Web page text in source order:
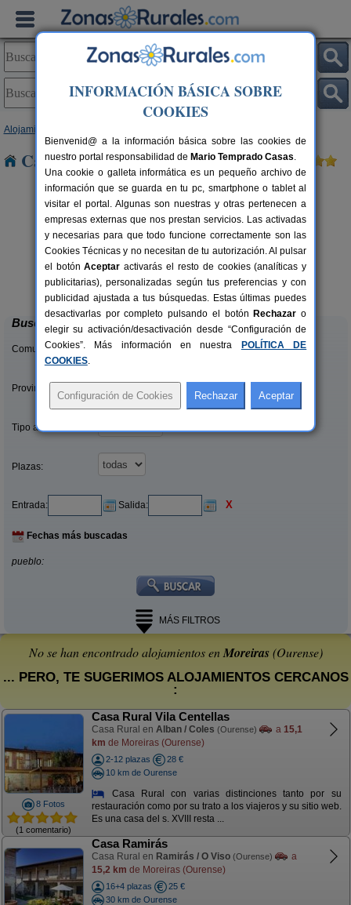
Alojamientos
Casas Rurales cerca de Moreiras
16+4 pers.
desde25 €
Casa Ramirás
Ramirás (Ourense)
Buscar
Comunidades:
Provincias/Islas:
Tipo alquiler:
Plazas:
Entrada: Salida: X
Fechas más buscadas
pueblo:
MÁS FILTROS
No se han encontrado alojamientos enMoreiras(Ourense)
... PERO, TE SUGERIMOS ALOJAMIENTOS CERCANOS
:
8 Fotos
(1 comentario)
Casa Rural Vila Centellas
Casa Rural en Alban / Coles (Ourense) a 15,1
km de Moreiras (Ourense)
2-12 plazas
28 €
10 km de Ourense
Casa Rural con varias distinciones tanto por su
restauración como por su trato a los viajeros y su sitio web.
Es una casa del s. XVIII resta ...
Casa Ramirás
Casa Rural en Ramirás / O Viso (Ourense)
a
15,2 km de Moreiras (Ourense)
16+4 plazas
25 €
30 km de Ourense
INFORMACIÓN BÁSICA SOBRE
COOKIES
Bienvenid@ a la información básica sobre las cookies de
nuestro portal responsabilidad de Mario Temprado Casas.
Una cookie o galleta informática es un pequeño archivo de
información que se guarda en tu pc, smartphone o tablet al
visitar el portal. Algunas son nuestras y otras pertenecen a
empresas externas que nos prestan servicios. Las activadas
y necesarias para que todo funcione correctamente son las
Cookies Técnicas y no necesitan de tu autorización. Al pulsar
el botónAceptar activarás el resto de cookies (analíticas y
publicitarias), personalizadas según tus preferencias y con
publicidad ajustada a tus búsquedas. Estas últimas puedes
desactivarlas por completo pulsando el botón Rechazar o
elegir su activación/desactivación desde “Configuración de
Cookies”. Más información en nuestra
POLÍTICA DE
COOKIES.